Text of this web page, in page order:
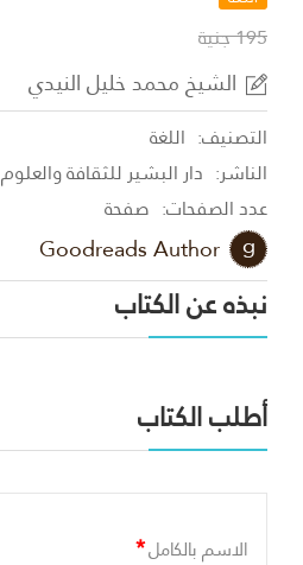
195 جنية
الشيخ محمد خليل النيدي
التصنيف: اللغة
الناشر: دار البشير للثقافة والعلوم
عدد الصفحات: صفحة
Goodreads Author
نبذه عن الكتاب
أطلب الكتاب
الاسم بالكامل*